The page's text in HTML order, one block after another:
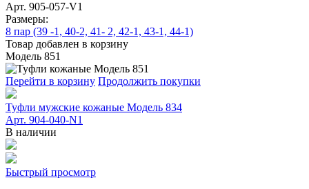
Арт. 905-057-V1
Размеры:
8 пар (39 -1, 40-2, 41- 2, 42-1, 43-1, 44-1)
Товар добавлен в корзину
Модель 851
Перейти в корзину Продолжить покупки
Туфли мужские кожаные Модель 834
Арт. 904-040-N1
В наличии
Быстрый просмотр